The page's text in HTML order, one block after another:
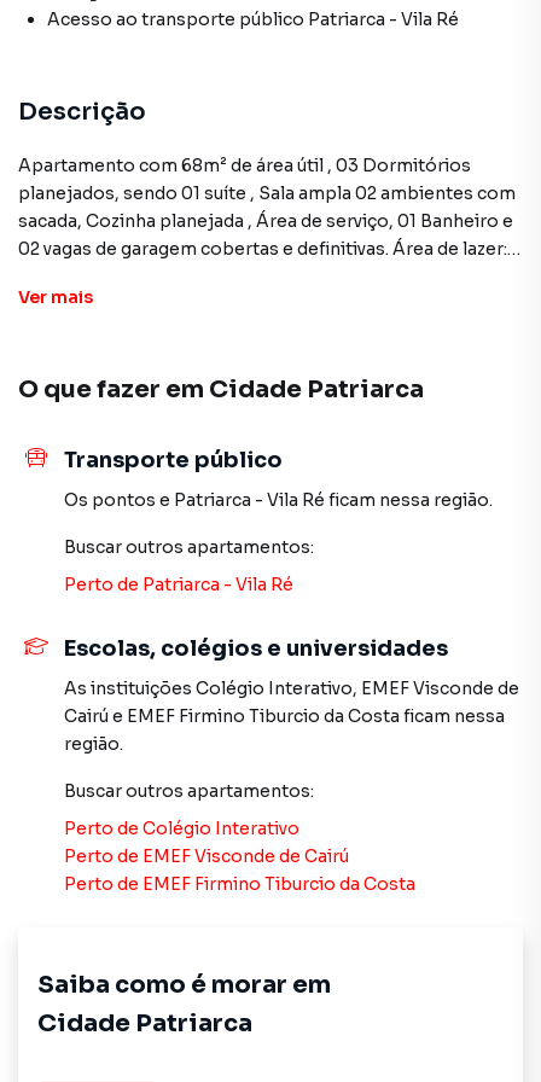
Acesso ao transporte público Patriarca - Vila Ré
Descrição
Apartamento com 68m² de área útil , 03 Dormitórios
planejados, sendo 01 suíte , Sala ampla 02 ambientes com
sacada, Cozinha planejada , Área de serviço, 01 Banheiro e
02 vagas de garagem cobertas e definitivas. Área de lazer:
Brinquedoteca Quadra Piscina Aquecida Playground Salão
Cidade Patriarca, em São Paulo. Não encontrou o que
procurava ou deseja mais informações sobre
Apartamento em São Paulo? Entre em contato com nossa
A Imobiliária Xavier e Brito tem mais opções de
terrenos, lojas e barracões para venda ou locação, além de
empreendimentos em construção ou lançamentos na
planta em Cidade Patriarca e em outras regiões de São
Paulo. Aqui você encontra milhares de ofertas para
encontrar o imóvel que mais combina com seu estilo de
Negocie seu imóvel de forma totalmente online, com
segurança e tranquilidade. Na Imobiliária Xavier e Brito
você consegue comprar ou alugar um imóvel em São Paulo
smartphone. Nós criamos soluções inovadoras para
simplificar a relação de proprietários, inquilinos e
compradores com o mercado imobiliário.
Ver mais
O que fazer em Cidade Patriarca
Transporte público
Os pontos e Patriarca - Vila Ré ficam nessa região.
Buscar outros apartamentos:
Perto de Patriarca - Vila Ré
Escolas, colégios e universidades
As instituições Colégio Interativo, EMEF Visconde de
Cairú e EMEF Firmino Tiburcio da Costa ficam nessa
região.
Buscar outros apartamentos:
Perto de Colégio Interativo
Perto de EMEF Visconde de Cairú
Perto de EMEF Firmino Tiburcio da Costa
Saiba como é morar em
Cidade Patriarca